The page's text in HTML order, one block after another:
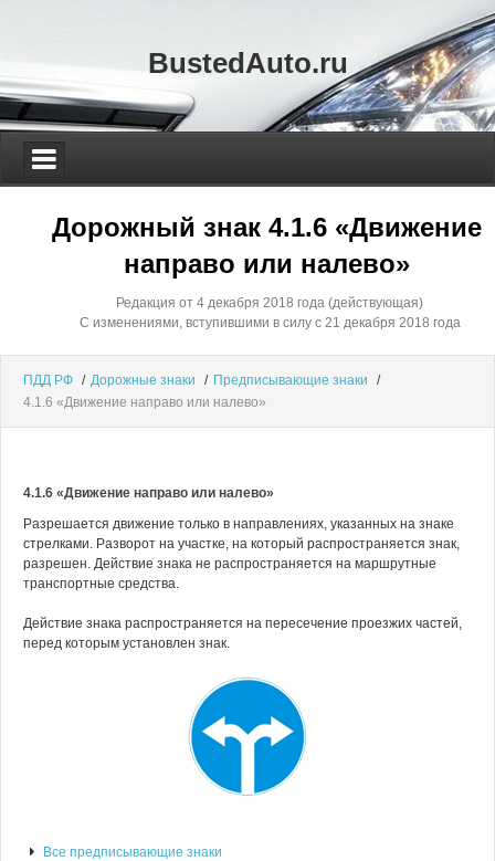
BustedAuto.ru
Дорожный знак 4.1.6 «Движение
направо или налево»
Редакция от 4 декабря 2018 года (действующая)
С изменениями, вступившими в силу с 21 декабря 2018 года
ПДД РФ / Дорожные знаки / Предписывающие знаки
/
4.1.6 «Движение направо или налево»
4.1.6 «Движение направо или налево»
Разрешается движение только в направлениях, указанных на знаке
стрелками. Разворот на участке, на который распространяется знак,
разрешен. Действие знака не распространяется на маршрутные
транспортные средства.
Действие знака распространяется на пересечение проезжих частей,
перед которым установлен знак.
Все предписывающие знаки